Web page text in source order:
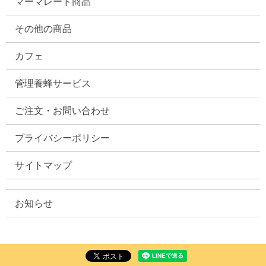
その他の商品
カフェ
管理養蜂サービス
ご注文・お問い合わせ
プライバシーポリシー
サイトマップ
お知らせ